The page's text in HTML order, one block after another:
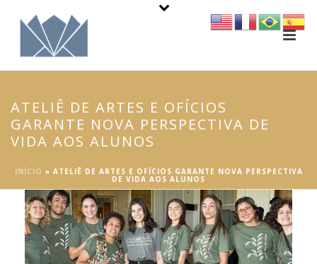
ATELIÊ DE ARTES E OFÍCIOS
GARANTE NOVA PERSPECTIVA DE
VIDA AOS ALUNOS
INÍCIO » ATELIÊ DE ARTES E OFÍCIOS GARANTE NOVA PERSPECTIVA
DE VIDA AOS ALUNOS